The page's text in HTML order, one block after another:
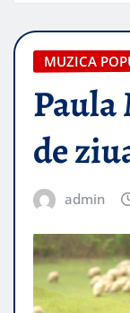
MUZICA
Paula
de
admin